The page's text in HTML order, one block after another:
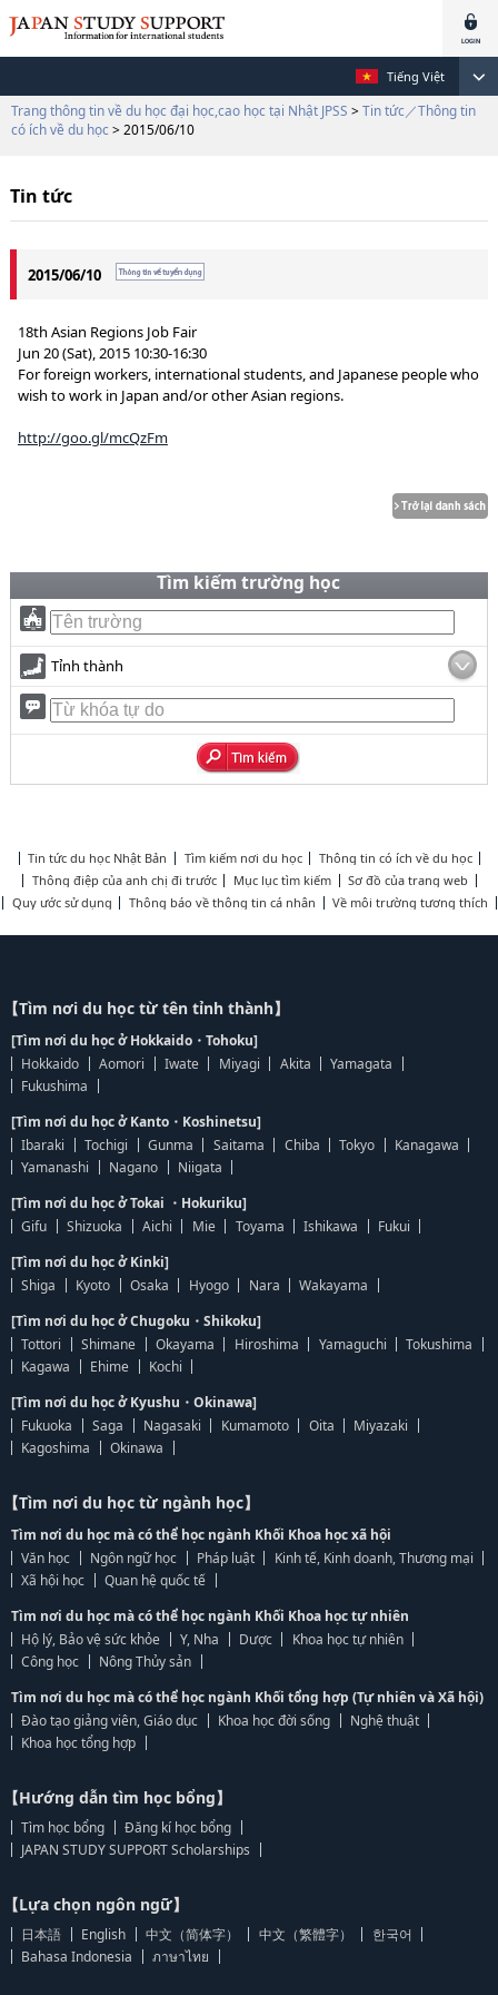
Tiếng Việt
Trang thông tin về du học đại học,cao học tại Nhật JPSS > Tin tức／Thông tin
có ích về du học > 2015/06/10
Tin tức
2015/06/10
18th Asian Regions Job Fair
Jun 20 (Sat), 2015 10:30-16:30
For foreign workers, international students, and Japanese people who
wish to work in Japan and/or other Asian regions.
http://goo.gl/mcQzFm
Tìm kiếm trường học
Tỉnh thành
Tin tức du học Nhật Bản Tìm kiếm nơi du học
Thông tin có ích về du học
Thông điệp của anh chị đi trước
Mục lục tìm kiếm
Sơ đồ của trang web
Quy ước sử dụng
Thông báo về thông tin cá nhân Về môi trường tương thích
【Tìm nơi du học từ tên tỉnh thành】
[Tìm nơi du học ở Hokkaido・Tohoku]
Hokkaido
Aomori Iwate Miyagi Akita
Yamagata
Fukushima
[Tìm nơi du học ở Kanto・Koshinetsu]
Ibaraki
Tochigi Gunma Saitama Chiba Tokyo
Kanagawa
Yamanashi
Nagano
Niigata
[Tìm nơi du học ở Tokai ・Hokuriku]
Gifu
Shizuoka Aichi Mie Toyama Ishikawa
Fukui
[Tìm nơi du học ở Kinki]
Shiga
Kyoto Osaka Hyogo Nara
Wakayama
[Tìm nơi du học ở Chugoku・Shikoku]
Tottori
Shimane Okayama Hiroshima Yamaguchi
Tokushima
Kagawa
Ehime
Kochi
[Tìm nơi du học ở Kyushu・Okinawa]
Fukuoka
Saga Nagasaki Kumamoto Oita
Miyazaki
Kagoshima
Okinawa
【Tìm nơi du học từ ngành học】
Tìm nơi du học mà có thể học ngành Khối Khoa học xã hội
Văn học
Ngôn ngữ học Pháp luật
Kinh tế, Kinh doanh, Thương mại
Xã hội học
Quan hệ quốc tế
Tìm nơi du học mà có thể học ngành Khối Khoa học tự nhiên
Hộ lý, Bảo vệ sức khỏe
Y, Nha Dược
Khoa học tự nhiên
Công học
Nông Thủy sản
Tìm nơi du học mà có thể học ngành Khối tổng hợp (Tự nhiên và Xã hội)
Đào tạo giảng viên, Giáo dục
Khoa học đời sống
Nghệ thuật
Khoa học tổng hợp
【Hướng dẫn tìm học bổng】
Tìm học bổng
Đăng kí học bổng
JAPAN STUDY SUPPORT Scholarships
【Lựa chọn ngôn ngữ】
日本語 English 中文（简体字） 中文（繁體字）
한국어
Bahasa Indonesia
ภาษาไทย